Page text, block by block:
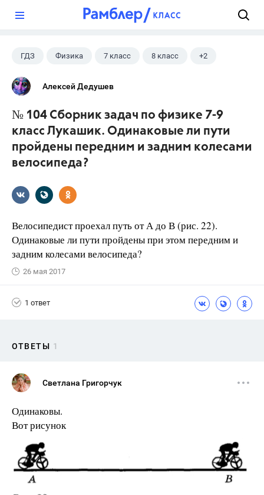
ГДЗ Физика 7 класс 8 класс +2
9 класс
Алексей Дедушев
№ 104 Сборник задач по физике 7-9
класс Лукашик. Одинаковые ли пути
пройдены передним и задним колесами
велосипеда?
Велосипедист проехал путь от А до В (рис. 22).
Одинаковые ли пути пройдены при этом передним и
задним колесами велосипеда?
26 мая 2017
1 ответ
ОТВЕТЫ 1
Светлана Григорчук
Одинаковы.
Вот рисунок